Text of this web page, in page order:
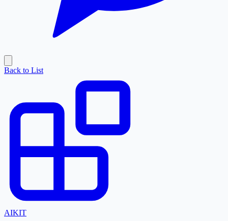
Back to List
AIKIT